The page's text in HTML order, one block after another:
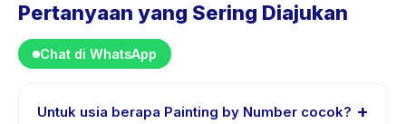
Pertanyaan yang Sering Diajukan
Chat di WhatsApp
Untuk usia berapa Painting by Number cocok? +